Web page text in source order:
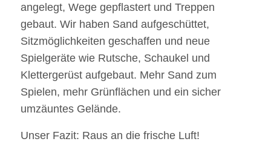
angelegt, Wege gepflastert und Treppen
gebaut. Wir haben Sand aufgeschüttet,
Sitzmöglichkeiten geschaffen und neue
Spielgeräte wie Rutsche, Schaukel und
Klettergerüst aufgebaut. Mehr Sand zum
Spielen, mehr Grünflächen und ein sicher
umzäuntes Gelände.
Unser Fazit: Raus an die frische Luft!